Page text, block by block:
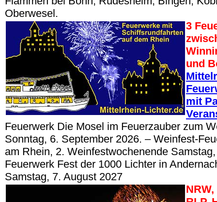
Oberwesel.
3
und
mit
Feuerwerk Die Mosel im Feuerzauber zum
Sonntag, 6. September 2026. – Weinfest-
am Rhein, 2. Weinfestwochenende
Feuerwerk Fest der 1000 Lichter in
Samstag, 7. August 2027